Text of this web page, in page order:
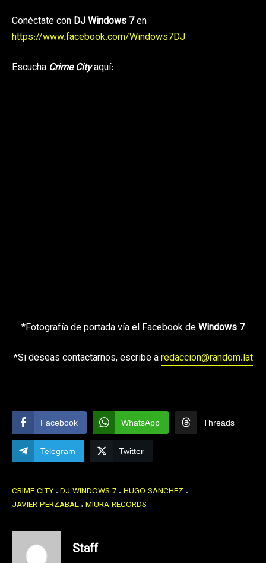
Conéctate con DJ Windows 7en
https://www.facebook.com/Windows7DJ
Escucha Crime Cityaquí:
*Fotografía de portada vía el Facebook deWindows 7
*Si deseas contactarnos, escribe aredaccion@random.lat
Facebook WhatsApp Threads
Telegram Twitter
CRIME CITY DJ WINDOWS 7 HUGO SÁNCHEZ
JAVIER PERZABAL MIURA RECORDS
Staff